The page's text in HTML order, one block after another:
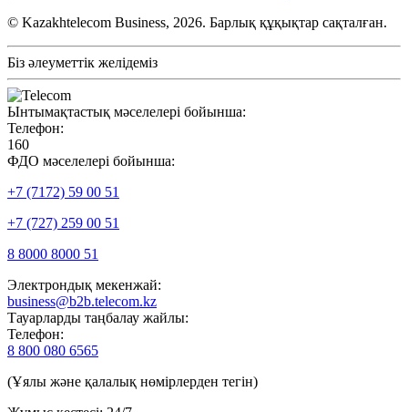
© Kazakhtelecom Business, 2026. Барлық құқықтар сақталған.
Біз әлеуметтік желідеміз
Ынтымақтастық мәселелері бойынша:
Телефон:
160
ФДО мәселелері бойынша:
+7 (7172) 59 00 51
+7 (727) 259 00 51
8 8000 8000 51
Электрондық мекенжай:
business@b2b.telecom.kz
Тауарларды таңбалау жайлы:
Телефон:
8 800 080 6565
(Ұялы және қалалық нөмірлерден тегін)